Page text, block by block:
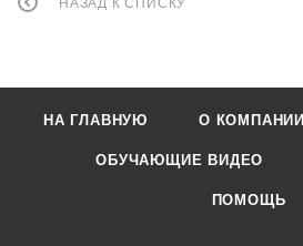
НА ГЛАВНУЮ О КОМПАНИИ
ОБУЧАЮЩИЕ ВИДЕО
ПОМОЩЬ